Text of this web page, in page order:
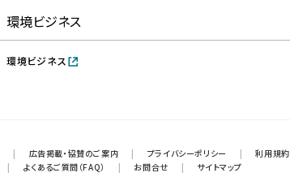
環境ビジネス
環境ビジネス
| 広告掲載・協賛のご案内 | プライバシーポリシー | 利用規約
| よくあるご質問（FAQ） | お問合せ | サイトマップ